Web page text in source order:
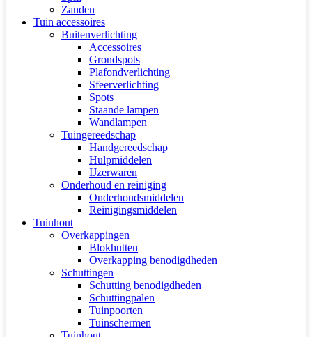
Zanden
Tuin accessoires
Buitenverlichting
Accessoires
Grondspots
Plafondverlichting
Sfeerverlichting
Spots
Staande lampen
Wandlampen
Tuingereedschap
Handgereedschap
Hulpmiddelen
IJzerwaren
Onderhoud en reiniging
Onderhoudsmiddelen
Reinigingsmiddelen
Tuinhout
Overkappingen
Blokhutten
Overkapping benodigdheden
Schuttingen
Schutting benodigdheden
Schuttingpalen
Tuinpoorten
Tuinschermen